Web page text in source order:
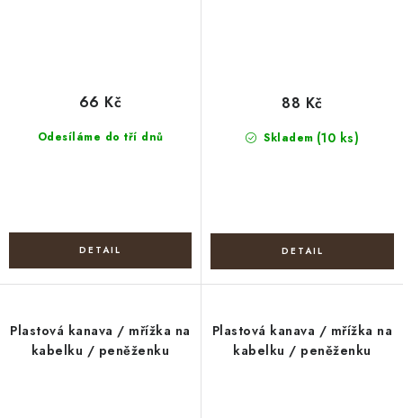
Odesíláme do tří dnů
66 Kč
Skladem (10 ks)
88 Kč
Plastová kanava / mřížka na
kabelku / peněženku
Plastová kanava / mřížka na
kabelku / peněženku